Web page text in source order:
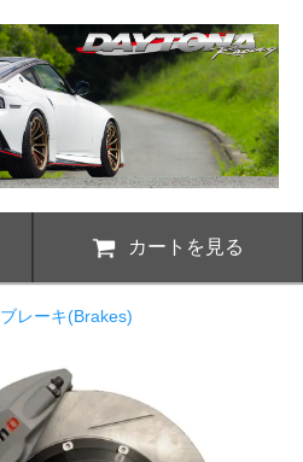
カートを見る
ブレーキ(Brakes)